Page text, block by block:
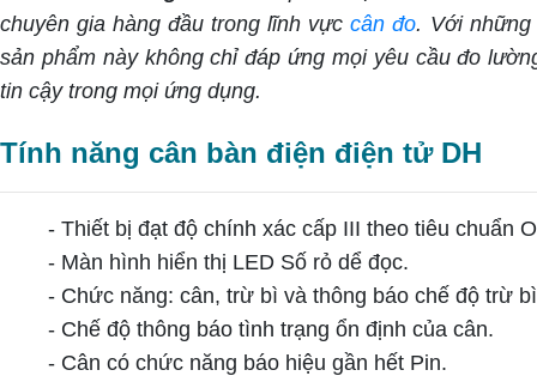
chuyên gia hàng đầu trong lĩnh vựccân đo. Với
sản phẩm này không chỉ đáp ứng mọi yêu cầu đo
tin cậy trong mọi ứng dụng.
Tính năng cân bàn điện điện tử DH
- Thiết bị đạt độ chính xác cấp III theo tiêu chuẩn
- Màn hình hiển thị LED Số rỏ dể đọc.
- Chức năng: cân, trừ bì và thông báo chế độ trừ
- Chế độ thông báo tình trạng ổn định của cân.
- Cân có chức năng báo hiệu gần hết Pin.